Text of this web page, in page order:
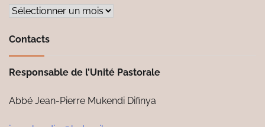
Archives
Contacts
Responsable de l’Unité Pastorale
Abbé Jean-Pierre Mukendi Difinya